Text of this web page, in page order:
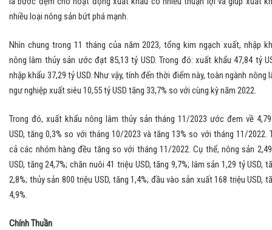
nhiều loại nông sản bứt phá mạnh.
Nhìn chung trong 11 tháng của năm 2023, tổng kim ngạch xuất, nhập
nông lâm thủy sản ước đạt 85,13 tỷ USD. Trong đó: xuất khẩu 47,84 tỷ
nhập khẩu 37,29 tỷ USD. Như vậy, tính đến thời điểm này, toàn ngành nông
ngư nghiệp xuất siêu 10,55 tỷ USD tăng 33,7% so với cùng kỳ năm 2022.
Trong đó, xuất khẩu nông lâm thủy sản tháng 11/2023 ước đem về
USD, tăng 0,3% so với tháng 10/2023 và tăng 13% so với tháng 11/2022.
cả các nhóm hàng đều tăng so với tháng 11/2022. Cụ thể, nông sản
USD, tăng 24,7%; chăn nuôi 41 triệu USD, tăng 9,7%; lâm sản 1,29 tỷ USD,
2,8%; thủy sản 800 triệu USD, tăng 1,4%; đầu vào sản xuất 168 triệu USD,
4,9%.
Chính Thuần